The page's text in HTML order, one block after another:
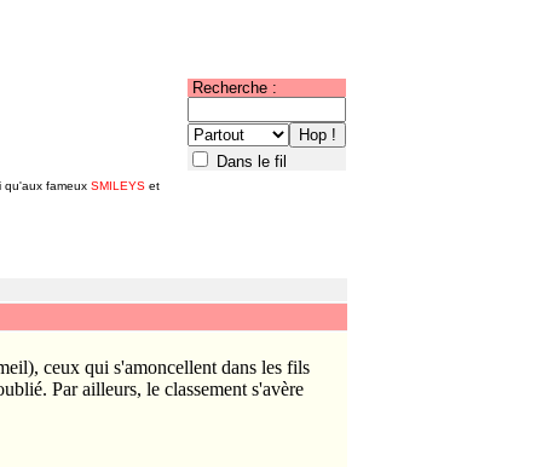
qu'aux fameux SMILEYS et
Recherche :
Dans le fil
ceux qui s'amoncellent dans les fils
Par ailleurs, le classement s'avère